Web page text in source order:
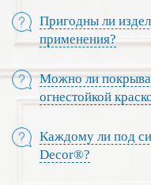
Пригодны ли
применения?
Можно ли
огнестойкой
Каждому ли под
Decor®?